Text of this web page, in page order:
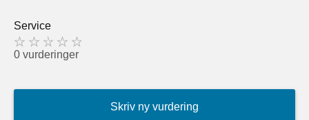
Service
0 vurderinger
Skriv ny vurdering